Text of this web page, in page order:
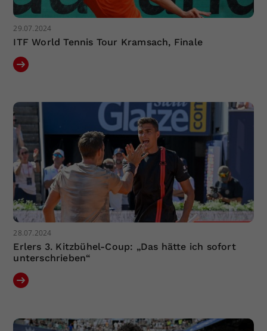
29.07.2024
ITF World Tennis Tour Kramsach, Finale
28.07.2024
Erlers 3. Kitzbühel-Coup: „Das hätte ich sofort
unterschrieben“